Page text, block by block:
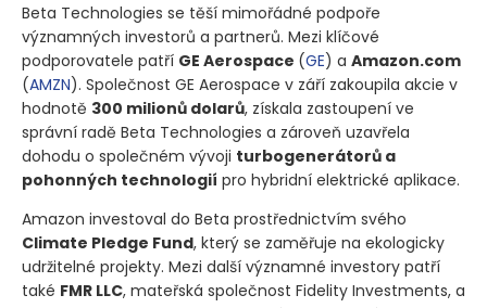
Beta Technologies se těší mimořádné podpoře
významných investorů a partnerů. Mezi klíčové
podporovatele patří GE Aerospace (GE) a Amazon.com
(AMZN). Společnost GE Aerospace v září zakoupila akcie v
hodnotě 300 milionů dolarů, získala zastoupení ve
správní radě Beta Technologies a zároveň uzavřela
dohodu o společném vývoji turbogenerátorů a
pohonných technologií pro hybridní elektrické aplikace.
Amazon investoval do Beta prostřednictvím svého
Climate Pledge Fund, který se zaměřuje na ekologicky
udržitelné projekty. Mezi další významné investory patří
také FMR LLC, mateřská společnost Fidelity Investments, a